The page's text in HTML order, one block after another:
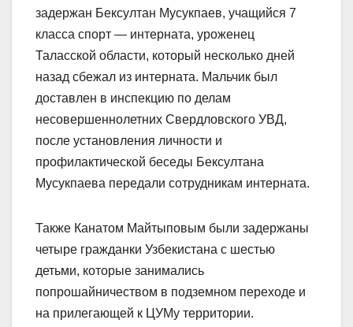
задержан Бексултан Мусукпаев, учащийся 7
класса спорт — интерната, уроженец
Таласской области, который несколько дней
назад сбежал из интерната. Мальчик был
доставлен в инспекцию по делам
несовершеннолетних Свердловского УВД,
после установления личности и
профилактической беседы Бексултана
Мусукпаева передали сотрудникам интерната.
Также Канатом Майтыповым были задержаны
четыре гражданки Узбекистана с шестью
детьми, которые занимались
попрошайничеством в подземном переходе и
на прилегающей к ЦУМу территории.